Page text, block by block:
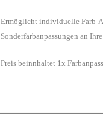
Ermöglicht individuelle Farb-
Sonderfarbanpassungen an
Preis beinnhaltet 1x